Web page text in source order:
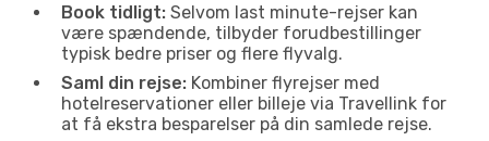
Book tidligt: Selvom last minute-rejser kan
være spændende, tilbyder forudbestillinger
typisk bedre priser og flere flyvalg.
Saml din rejse: Kombiner flyrejser med
hotelreservationer eller billeje via Travellink for
at få ekstra besparelser på din samlede rejse.